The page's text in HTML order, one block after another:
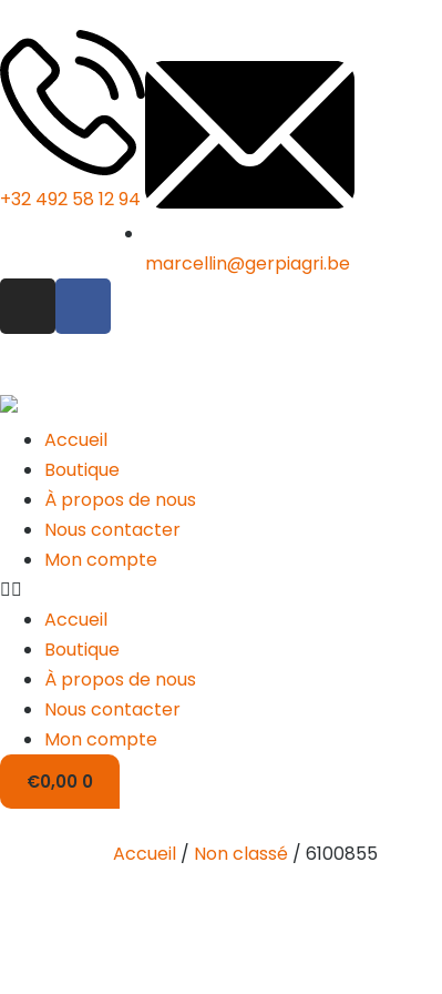
+32 492 58 12 94
marcellin@gerpiagri.be
Accueil
Boutique
À propos de nous
Nous contacter
Mon compte
Accueil
Boutique
À propos de nous
Nous contacter
Mon compte
€0,00 0
Accueil / Non classé / 6100855